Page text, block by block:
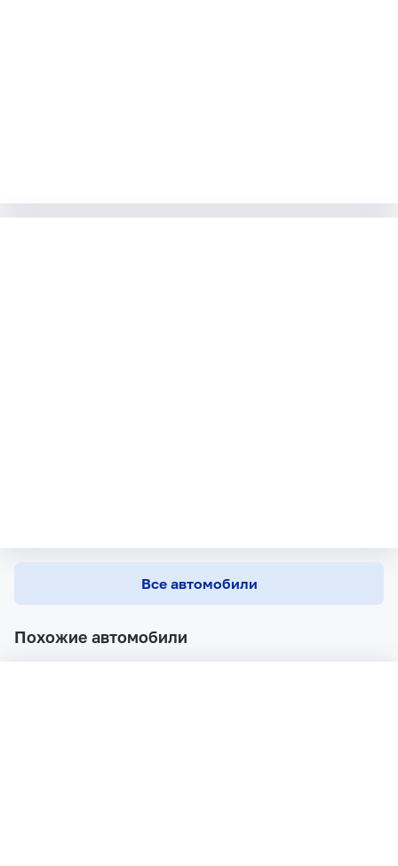
Все автомобили
Похожие автомобили